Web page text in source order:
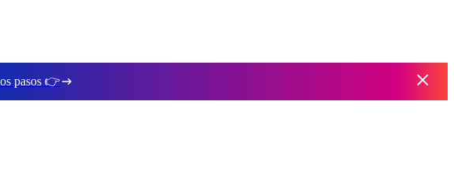
pasos 👉